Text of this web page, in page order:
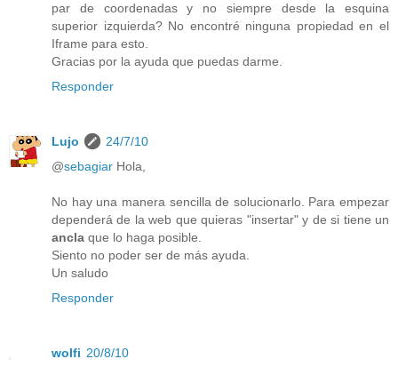
par de coordenadas y no siempre desde la esquina
superior izquierda? No encontré ninguna propiedad en el
Iframe para esto.
Gracias por la ayuda que puedas darme.
Responder
Lujo
24/7/10
@sebagiar Hola,
No hay una manera sencilla de solucionarlo. Para empezar
dependerá de la web que quieras "insertar" y de si tiene un
ancla que lo haga posible.
Siento no poder ser de más ayuda.
Un saludo
Responder
wolfi 20/8/10